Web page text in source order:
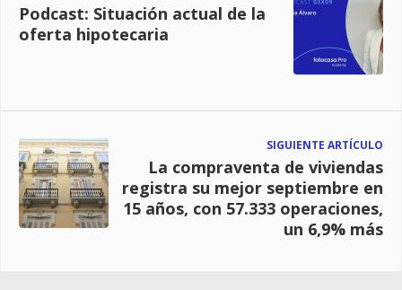
Podcast: Situación actual de la
oferta hipotecaria
SIGUIENTE ARTÍCULO
La compraventa de viviendas
registra su mejor septiembre en
15 años, con 57.333 operaciones,
un 6,9% más